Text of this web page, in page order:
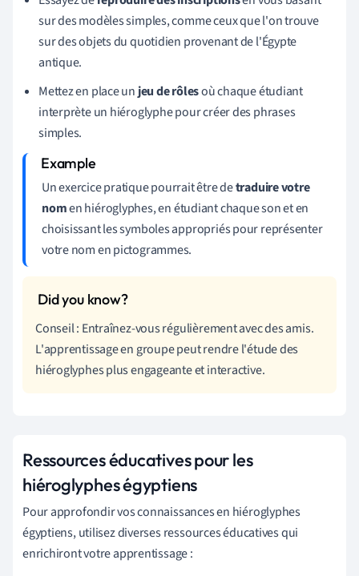
sur des modèles simples, comme ceux que l'on trouve
sur des objets du quotidien provenant de l'Égypte
antique.
Mettez en place un jeu de rôlesoù chaque étudiant
interprète un hiéroglyphe pour créer des phrases
simples.
Un exercice pratique pourrait être detraduire votre
nomen hiéroglyphes, en étudiant chaque son et en
choisissant les symboles appropriés pour représenter
votre nom en pictogrammes.
Conseil : Entraînez-vous régulièrement avec des amis.
L'apprentissage en groupe peut rendre l'étude des
hiéroglyphes plus engageante et interactive.
Ressources éducatives pour les
hiéroglyphes égyptiens
Pour approfondir vos connaissances en hiéroglyphes
égyptiens, utilisez diverses ressources éducatives qui
enrichiront votre apprentissage :